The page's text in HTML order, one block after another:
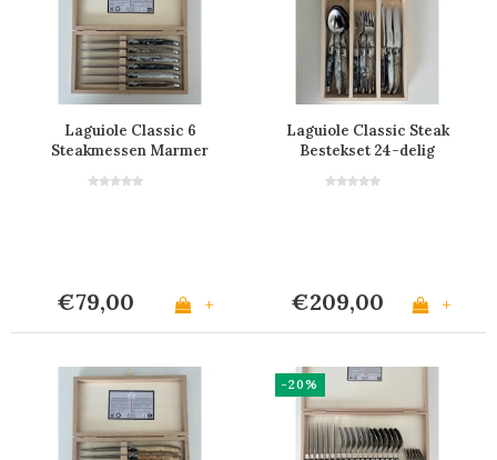
Laguiole Classic 6
Steakmessen Marmer
€79,00 +
Laguiole Classic Steak
Bestekset 24-delig
€209,00 +
-20%